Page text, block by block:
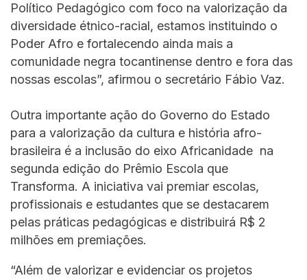
Político Pedagógico com foco na valorização da
diversidade étnico-racial, estamos instituindo o
Poder Afro e fortalecendo ainda mais a
comunidade negra tocantinense dentro e fora das
nossas escolas”, afirmou o secretário Fábio Vaz.
Outra importante ação do Governo do Estado
para a valorização da cultura e história afro-
brasileira é a inclusão do eixo Africanidade na
segunda edição do Prêmio Escola que
Transforma. A iniciativa vai premiar escolas,
profissionais e estudantes que se destacarem
pelas práticas pedagógicas e distribuirá R$ 2
milhões em premiações.
“Além de valorizar e evidenciar os projetos